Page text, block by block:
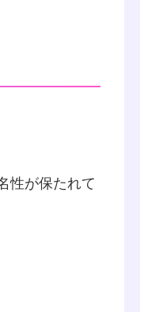
性が保たれて